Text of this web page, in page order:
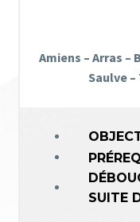
Amiens – Arras –
Saulve
SUITE